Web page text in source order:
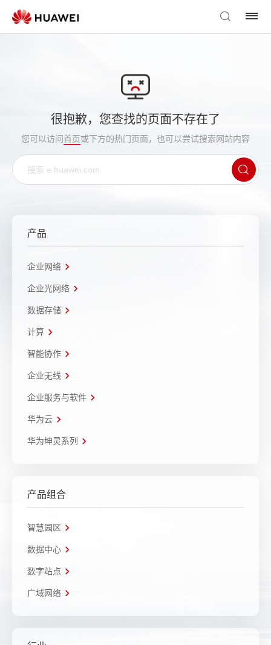
很抱歉，您查找的页面不存在了
您可以访问首页或下方的热门页面，也可以尝试搜索网站内容
产品
企业网络
企业光网络
数据存储
计算
智能协作
企业无线
企业服务与软件
华为云
华为坤灵系列
产品组合
智慧园区
数据中心
数字站点
广域网络